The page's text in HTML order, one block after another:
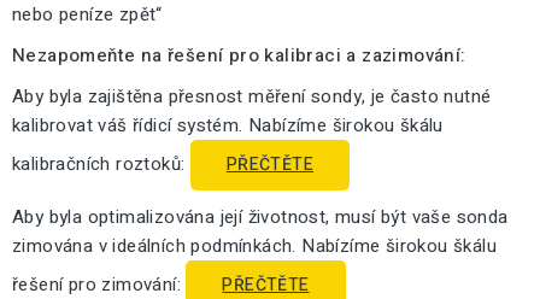
nebo peníze zpět“
Nezapomeňte na řešení pro kalibraci a zazimování:
Aby byla zajištěna přesnost měření sondy, je často nutné
kalibrovat váš řídicí systém. Nabízíme širokou škálu
kalibračních roztoků:
PŘEČTĚTE
Aby byla optimalizována její životnost, musí být vaše sonda
zimována v ideálních podmínkách. Nabízíme širokou škálu
řešení pro zimování:
PŘEČTĚTE